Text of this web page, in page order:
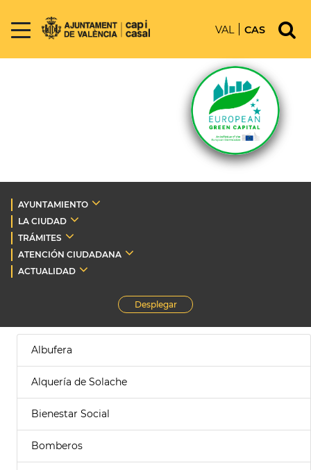
VAL CAS
AYUNTAMIENTO
LA CIUDAD
TRÁMITES
ATENCIÓN CIUDADANA
ACTUALIDAD
Desplegar
Albufera
Alquería de Solache
Bienestar Social
Bomberos